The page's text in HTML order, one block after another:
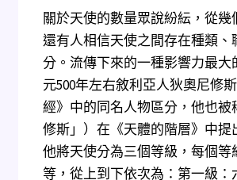
關於天使的數量眾說紛紜，從幾
還有人相信天使之間存在種類、
分。流傳下來的一種影響力最大
元500年左右敘利亞人狄奧尼修
經》中的同名人物區分，他也被
修斯」）在《天體的階層》中提
他將天使分為三個等級，每個等
等，從上到下依次為：第一級：